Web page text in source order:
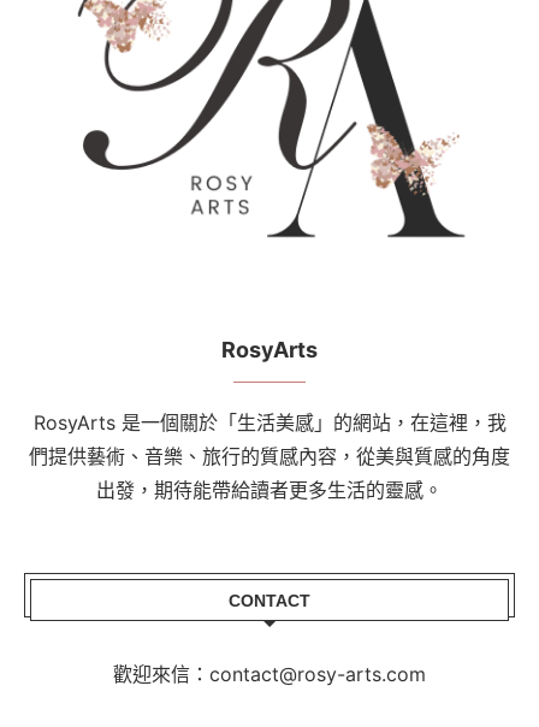
RosyArts
RosyArts 是一個關於「生活美感」的網站，在這裡，我
們提供藝術、音樂、旅行的質感內容，從美與質感的角度
出發，期待能帶給讀者更多生活的靈感。
CONTACT
歡迎來信：contact@rosy-arts.com